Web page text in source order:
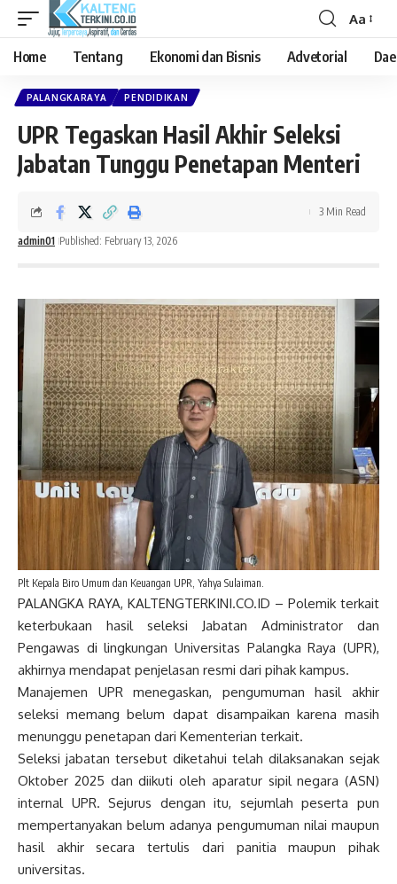
Font
Resizer
Aa
Home Tentang Ekonomi dan Bisnis Advetorial
PALANGKARAYA PENDIDIKAN
UPR Tegaskan Hasil Akhir Seleksi
Jabatan Tunggu Penetapan Menteri
admin01 Published: February 13, 2026
3 Min Read
Plt Kepala Biro Umum dan Keuangan UPR, Yahya Sulaiman.
PALANGKA RAYA, KALTENGTERKINI.CO.ID – Polemik terkait
keterbukaan hasil seleksi Jabatan Administrator dan
Pengawas di lingkungan Universitas Palangka Raya (UPR),
akhirnya mendapat penjelasan resmi dari pihak kampus.
Manajemen UPR menegaskan, pengumuman hasil akhir
seleksi memang belum dapat disampaikan karena masih
menunggu penetapan dari Kementerian terkait.
Seleksi jabatan tersebut diketahui telah dilaksanakan sejak
Oktober 2025 dan diikuti oleh aparatur sipil negara (ASN)
internal UPR. Sejurus dengan itu, sejumlah peserta pun
mempertanyakan belum adanya pengumuman nilai maupun
hasil akhir secara tertulis dari panitia maupun pihak
universitas.